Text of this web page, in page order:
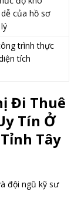
của hồ sơ
trình thực
tích
Đi Thuê
Tín Ở
Tây
đội ngũ kỹ sư